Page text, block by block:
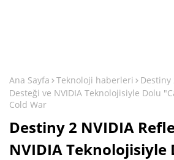
Ana Sayfa Teknoloji haberleri
Destiny
Desteği ve NVIDIA Teknolojisiyle Dolu
Cold War
Destiny 2 NVIDIA
NVIDIA Teknolojisiyle